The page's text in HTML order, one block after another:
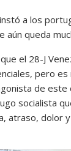
a los
aún queda
el 28-J
pero
de este
socialista
atraso, dolor